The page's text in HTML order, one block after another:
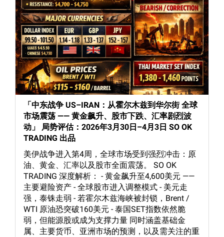
「中东战争 US–IRAN：从霍尔木兹到华尔街 全球
市场震荡 —— 黄金飙升、股市下跌、汇率剧烈波
动」 局势评估：2026年3月30日–4月3日 SO OK
TRADING 出品
美伊战争进入第4周，全球市场受到强烈冲击：原
油、黄金、汇率以及股市全面震荡。 SO OK
TRADING 深度解析： - 黄金飙升至4,600美元 ——
主要避险资产 - 全球股市进入调整模式 - 美元走
强，泰铢走弱 - 若霍尔木兹海峡被封锁，Brent /
WTI 原油恐突破160美元 - 泰国SET指数依然脆
弱，但能源股或成为支撑力量 同时涵盖基础金
属、主要货币、亚洲市场的预测，以及需关注的重